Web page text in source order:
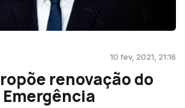
10 fev, 2021, 21:16
renovação do